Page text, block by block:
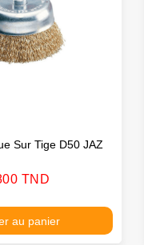
Sur Tige D50 JAZ
TND
au panier